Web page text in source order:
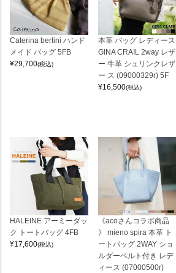
Caterina bertini ハンド
メイド バッグ 5FB
¥29,700(税込)
本革 バッグ レディース
GINA CRAIL 2way レザ
ー 牛革 シュリンクレザ
ー ス (09000329r) 5F
¥16,500(税込)
HALEINE アーミーダッ
ク トートバッグ 4FB
¥17,600(税込)
《acoさんコラボ商品
》 mieno spira 本革 ト
ートバッグ 2WAY ショ
ルダーベルト付き レデ
ィース (07000500r)